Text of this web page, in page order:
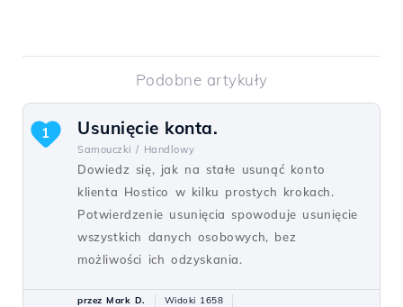
Podobne artykuły
Usunięcie konta.
Samouczki / Handlowy
Dowiedz się, jak na stałe usunąć konto
klienta Hostico w kilku prostych krokach.
Potwierdzenie usunięcia spowoduje usunięcie
wszystkich danych osobowych, bez
możliwości ich odzyskania.
1
przez Mark D.
Widoki 1658